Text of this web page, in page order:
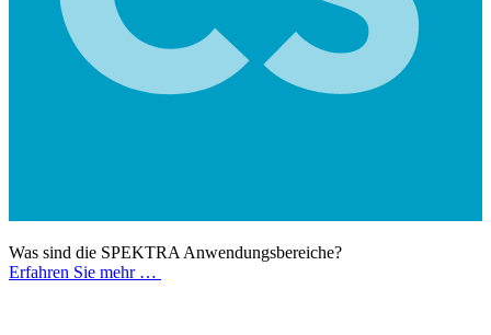
Was sind die SPEKTRA Anwendungsbereiche?
Erfahren Sie mehr …